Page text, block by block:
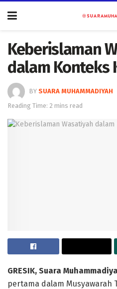
Keberislaman
dalam Konteks
BY SUARA MUHAMMADIYAH
Reading Time: 2 mins read
GRESIK, Suara
pertama dalam Musyawarah